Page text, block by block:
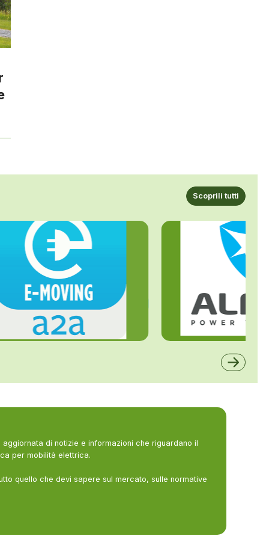
Scoprili tutti
di notizie e informazioni che riguardano il
per mobilità elettrica.
quello che devi sapere sul mercato, sulle normative